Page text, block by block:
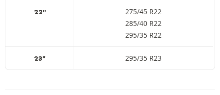
22"
275/45 R22
285/40 R22
295/35 R22
23" 295/35 R23